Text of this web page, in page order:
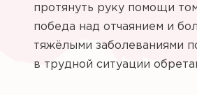
протянуть руку помощи
победа над отчаянием и
тяжёлыми заболеваниями
в трудной ситуации